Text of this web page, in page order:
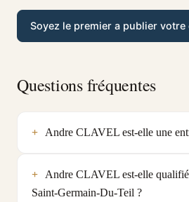
Soyez le premier a publier votre
Questions fréquentes
Andre CLAVEL est-elle une
Andre CLAVEL est-elle
Saint-Germain-Du-Teil ?